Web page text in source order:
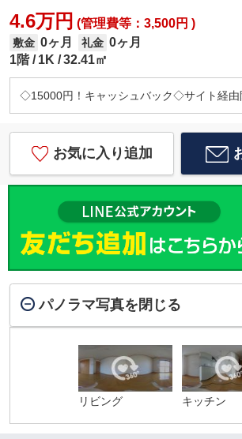
4.6万円 (管理費等：3,500円 )
敷金 0ヶ月 礼金 0ヶ月
1階
1K 32.41㎡
◇15000円！キャッシュバック◇サイト経由
お気に入り追加
パノラマ写真を閉じる
リビング キッチン